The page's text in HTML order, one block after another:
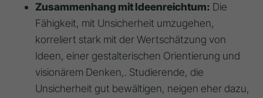
Zusammenhang mit Ideenreichtum: Die
Fähigkeit, mit Unsicherheit umzugehen,
korreliert stark mit der Wertschätzung von
Ideen, einer gestalterischen Orientierung und
visionärem Denken,. Studierende, die
Unsicherheit gut bewältigen, neigen eher dazu,